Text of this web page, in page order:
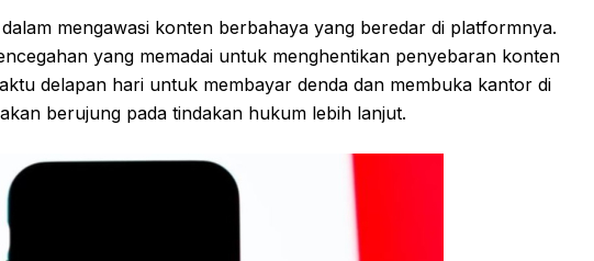
mengawasi konten berbahaya yang beredar di platformnya.
yang memadai untuk menghentikan penyebaran konten
delapan hari untuk membayar denda dan membuka kantor di
berujung pada tindakan hukum lebih lanjut.